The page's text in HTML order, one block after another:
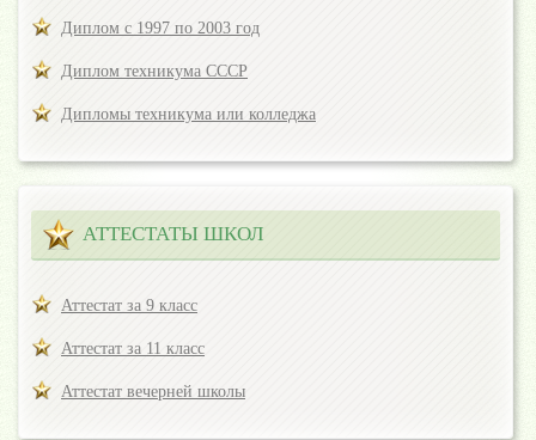
Диплом с 1997 по 2003 год
Диплом техникума СССР
Дипломы техникума или колледжа
АТТЕСТАТЫ ШКОЛ
Аттестат за 9 класс
Аттестат за 11 класс
Аттестат вечерней школы